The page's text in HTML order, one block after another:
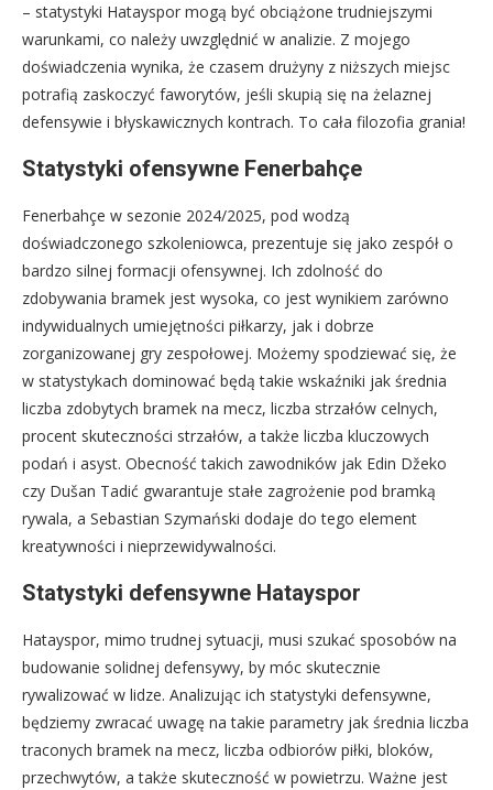
– statystyki Hatayspor mogą być obciążone trudniejszymi
warunkami, co należy uwzględnić w analizie. Z mojego
doświadczenia wynika, że czasem drużyny z niższych miejsc
potrafią zaskoczyć faworytów, jeśli skupią się na żelaznej
defensywie i błyskawicznych kontrach. To cała filozofia grania!
Statystyki ofensywne Fenerbahçe
Fenerbahçe w sezonie 2024/2025, pod wodzą
doświadczonego szkoleniowca, prezentuje się jako zespół o
bardzo silnej formacji ofensywnej. Ich zdolność do
zdobywania bramek jest wysoka, co jest wynikiem zarówno
indywidualnych umiejętności piłkarzy, jak i dobrze
zorganizowanej gry zespołowej. Możemy spodziewać się, że
w statystykach dominować będą takie wskaźniki jak średnia
liczba zdobytych bramek na mecz, liczba strzałów celnych,
procent skuteczności strzałów, a także liczba kluczowych
podań i asyst. Obecność takich zawodników jak Edin Džeko
czy Dušan Tadić gwarantuje stałe zagrożenie pod bramką
rywala, a Sebastian Szymański dodaje do tego element
kreatywności i nieprzewidywalności.
Statystyki defensywne Hatayspor
Hatayspor, mimo trudnej sytuacji, musi szukać sposobów na
budowanie solidnej defensywy, by móc skutecznie
rywalizować w lidze. Analizując ich statystyki defensywne,
będziemy zwracać uwagę na takie parametry jak średnia liczba
traconych bramek na mecz, liczba odbiorów piłki, bloków,
przechwytów, a także skuteczność w powietrzu. Ważne jest